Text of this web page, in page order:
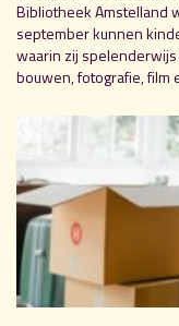
Bibliotheek Amstelland
september kunnen
waarin zij
bouwen, fotografie, film